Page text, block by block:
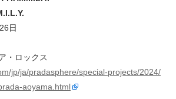
日
・ロックス
jp/ja/pradasphere/special-projects/2024/
aoyama.html